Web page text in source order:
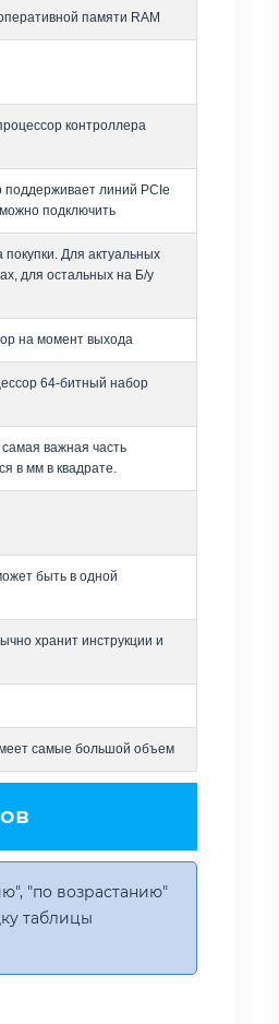
памяти RAM
контроллера
линий PCIe
подключить
Для актуальных
для остальных на Б/у
на момент выхода
64-битный набор
важная часть
в мм в квадрате.
быть в одной
хранит инструкции и
самые большой объем
"по возрастанию"
таблицы